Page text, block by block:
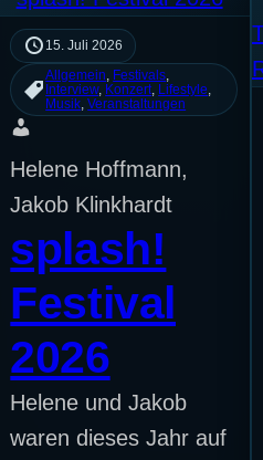
15. Juli 2026
Allgemein Festivals
Interview, Konzert Lifestyle
Musik , Veranstaltungen
Helene Hoffmann,
Jakob Klinkhardt
splash!
Festival
2026
Helene und Jakob
waren dieses Jahr auf